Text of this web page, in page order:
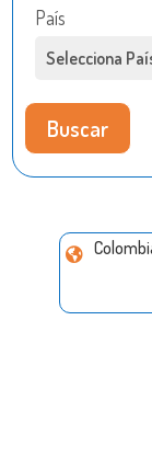
País
Buscar